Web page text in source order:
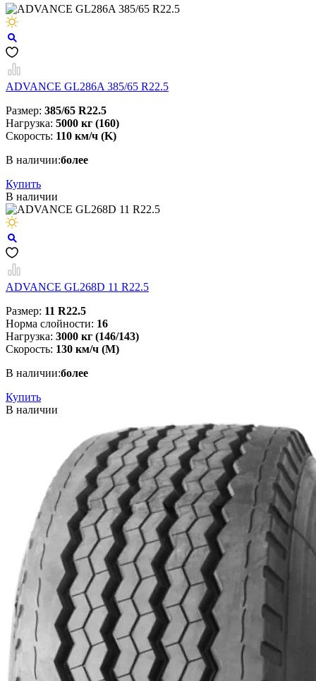
ADVANCE GL286A 385/65 R22.5
Размер: 385/65 R22.5
Нагрузка: 5000 кг (160)
Скорость: 110 км/ч (K)
В наличии:более
Купить
В наличии
ADVANCE GL268D 11 R22.5
Размер: 11 R22.5
Норма слойности: 16
Нагрузка: 3000 кг (146/143)
Скорость: 130 км/ч (M)
В наличии:более
Купить
В наличии